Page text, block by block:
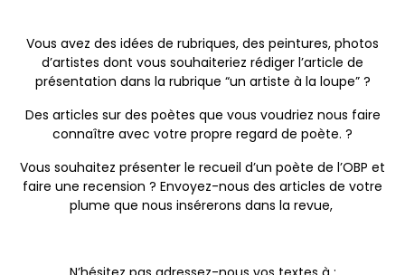
Vous avez des idées de rubriques, des peintures, photos
d’artistes dont vous souhaiteriez rédiger l’article de
présentation dans la rubrique “un artiste à la loupe” ?
Des articles sur des poètes que vous voudriez nous faire
connaître avec votre propre regard de poète. ?
Vous souhaitez présenter le recueil d’un poète de l’OBP et
faire une recension ? Envoyez-nous des articles de votre
plume que nous insérerons dans la revue,